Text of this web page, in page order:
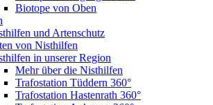
Biotope von Oben
und Artenschutz
von Nisthilfen
in unserer Region
Mehr über die Nisthilfen
Trafostation Tüddern 360°
Trafostation Hastenrath 360°